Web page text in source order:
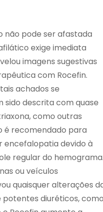
não pode ser afastada
exige imediata
imagens sugestivas
com Rocefin.
achados se
descrita com quase
como outras
é recomendado para
encefalopatia devido à
regular do hemograma.
ou veículos
quaisquer alterações
potentes diuréticos, como